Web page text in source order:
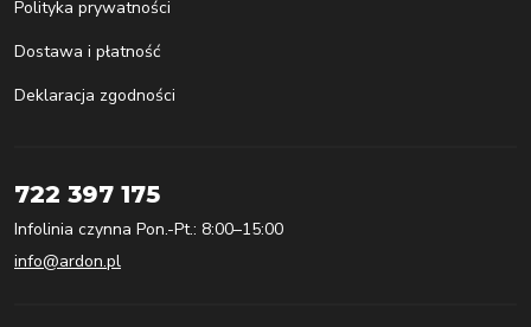
Polityka prywatności
Dostawa i płatność
Deklaracja zgodności
722 397 175
Infolinia czynna Pon.-Pt.: 8:00–15:00
info@ardon.pl